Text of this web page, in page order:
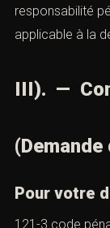
responsabilité
applicable à la
III). —
Pour votre
121-3 code